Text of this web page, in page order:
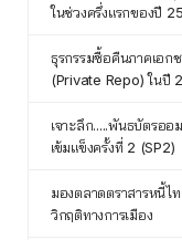
ในช่วงครึ่งแรกของปี
ธุรกรรมซื้อคืนภาคเอก
(Private Repo) ในปี
เจาะลึก.....พันธบัตรออ
เข้มแข็งครั้งที่ 2 (SP2)
มองตลาดตราสารหนี้ไ
วิกฤติทางการเมือง